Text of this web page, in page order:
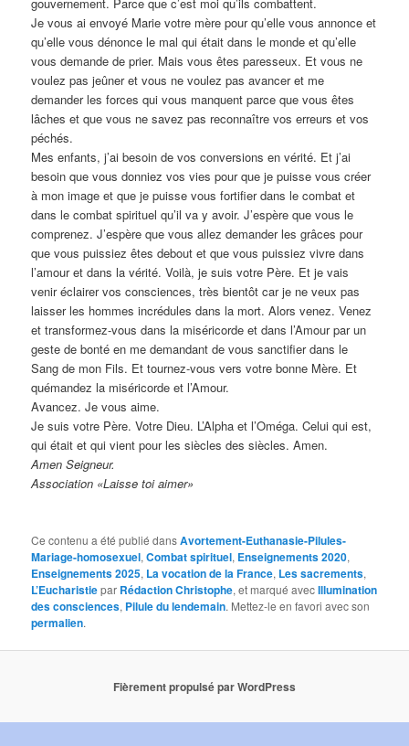
gouvernement. Parce que c’est moi qu’ils combattent.
Je vous ai envoyé Marie votre mère pour qu’elle vous annonce et
qu’elle vous dénonce le mal qui était dans le monde et qu’elle
vous demande de prier. Mais vous êtes paresseux. Et vous ne
voulez pas jeûner et vous ne voulez pas avancer et me
demander les forces qui vous manquent parce que vous êtes
lâches et que vous ne savez pas reconnaître vos erreurs et vos
péchés.
Mes enfants, j’ai besoin de vos conversions en vérité. Et j’ai
besoin que vous donniez vos vies pour que je puisse vous créer
à mon image et que je puisse vous fortifier dans le combat et
dans le combat spirituel qu’il va y avoir. J’espère que vous le
comprenez. J’espère que vous allez demander les grâces pour
que vous puissiez êtes debout et que vous puissiez vivre dans
l’amour et dans la vérité. Voilà, je suis votre Père. Et je vais
venir éclairer vos consciences, très bientôt car je ne veux pas
laisser les hommes incrédules dans la mort. Alors venez. Venez
et transformez-vous dans la miséricorde et dans l’Amour par un
geste de bonté en me demandant de vous sanctifier dans le
Sang de mon Fils. Et tournez-vous vers votre bonne Mère. Et
quémandez la miséricorde et l’Amour.
Avancez. Je vous aime.
Je suis votre Père. Votre Dieu. L’Alpha et l’Oméga. Celui qui est,
qui était et qui vient pour les siècles des siècles. Amen.
Amen Seigneur.
Association «Laisse toi aimer»
Ce contenu a été publié dansAvortement-Euthanasie-Pilules-
Mariage-homosexuel,Combat spirituel, Enseignements 2020,
Enseignements 2025, La vocation de la France, Les sacrements,
L’Eucharistiepar Rédaction Christophe, et marqué avecIllumination
des consciences, Pilule du lendemain. Mettez-le en favori avec son
permalien.
Fièrement propulsé par WordPress